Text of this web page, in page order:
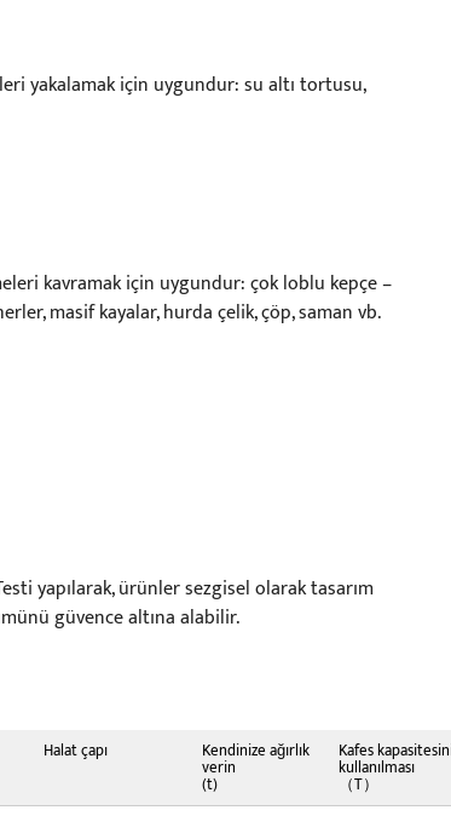
yakalamak için uygundur: su altı tortusu,
kavramak için uygundur: çok loblu kepçe –
masif kayalar, hurda çelik, çöp, saman vb.
yapılarak, ürünler sezgisel olarak tasarım
güvence altına alabilir.
Halat çapı Kendinize ağırlık
verin
(t)
Kafes
kullanılması
（T）